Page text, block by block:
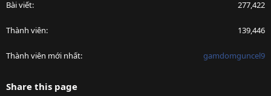
Bài viết 277,422
Thành viên 139,446
Thành viên mới nhất gamdomguncel9
Share this page